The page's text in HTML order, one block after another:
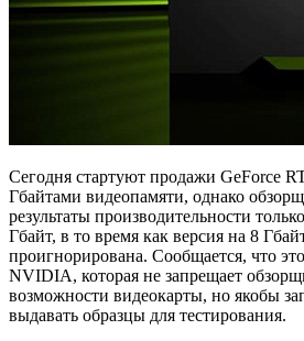
Сегодня стартуют продажи GeForce
Гбайтами видеопамяти, однако
результаты производительности
Гбайт, в то время как версия на 8
проигнорирована. Сообщается, что
NVIDIA, которая не запрещает
возможности видеокарты, но якобы
выдавать образцы для тестирования.